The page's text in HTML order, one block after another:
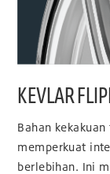
KEVLAR
Bahan
memperkuat
berlebihan. Ini